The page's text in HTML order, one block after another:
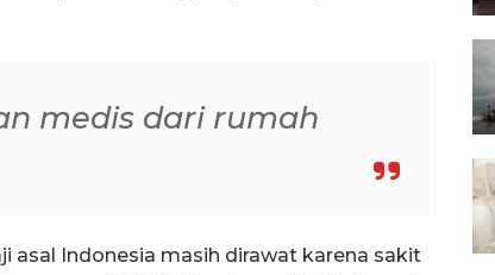
medis dari rumah
asal Indonesia masih dirawat karena sakit